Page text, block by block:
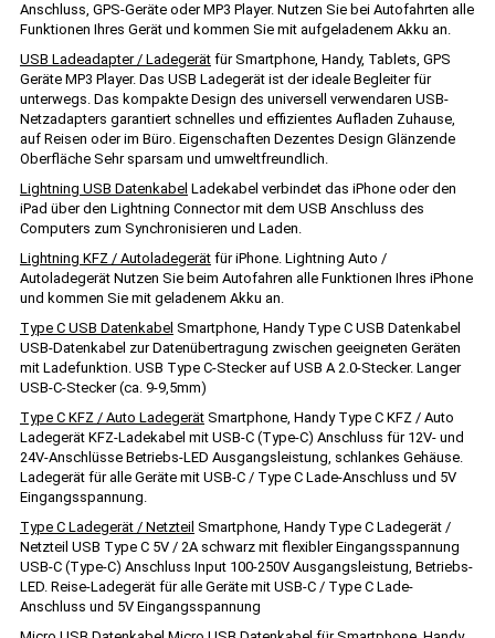
Anschluss, GPS-Geräte oder MP3 Player. Nutzen Sie bei Autofahrten alle
Funktionen Ihres Gerät und kommen Sie mit aufgeladenem Akku an.
USB Ladeadapter / Ladegerät für Smartphone, Handy, Tablets, GPS
Geräte MP3 Player. Das USB Ladegerät ist der ideale Begleiter für
unterwegs. Das kompakte Design des universell verwendaren USB-
Netzadapters garantiert schnelles und effizientes Aufladen Zuhause,
auf Reisen oder im Büro. Eigenschaften Dezentes Design Glänzende
Oberfläche Sehr sparsam und umweltfreundlich.
Lightning USB Datenkabel Ladekabel verbindet das iPhone oder den
iPad über den Lightning Connector mit dem USB Anschluss des
Computers zum Synchronisieren und Laden.
Lightning KFZ / Autoladegerät für iPhone. Lightning Auto /
Autoladegerät Nutzen Sie beim Autofahren alle Funktionen Ihres iPhone
und kommen Sie mit geladenem Akku an.
Type C USB Datenkabel Smartphone, Handy Type C USB Datenkabel
USB-Datenkabel zur Datenübertragung zwischen geeigneten Geräten
mit Ladefunktion. USB Type C-Stecker auf USB A 2.0-Stecker. Langer
USB-C-Stecker (ca. 9-9,5mm)
Type C KFZ / Auto Ladegerät Smartphone, Handy Type C KFZ / Auto
Ladegerät KFZ-Ladekabel mit USB-C (Type-C) Anschluss für 12V- und
24V-Anschlüsse Betriebs-LED Ausgangsleistung, schlankes Gehäuse.
Ladegerät für alle Geräte mit USB-C / Type C Lade-Anschluss und 5V
Eingangsspannung.
Type C Ladegerät / Netzteil Smartphone, Handy Type C Ladegerät /
Netzteil USB Type C 5V / 2A schwarz mit flexibler Eingangsspannung
USB-C (Type-C) Anschluss Input 100-250V Ausgangsleistung, Betriebs-
LED. Reise-Ladegerät für alle Geräte mit USB-C / Type C Lade-
Anschluss und 5V Eingangsspannung